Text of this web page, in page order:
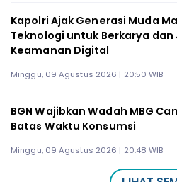
Kapolri Ajak Generasi Muda
Teknologi untuk Berkarya dan
Keamanan Digital
Minggu, 09 Agustus 2026 | 20:50 WIB
BGN Wajibkan Wadah MBG
Batas Waktu Konsumsi
Minggu, 09 Agustus 2026 | 20:48 WIB